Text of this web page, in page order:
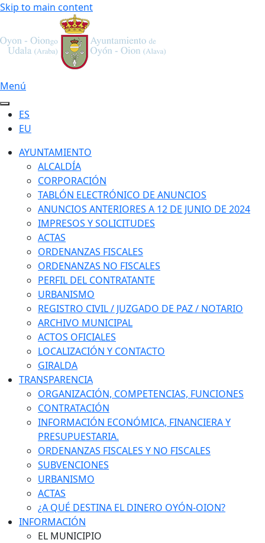
Skip to main content
Menú
ES
EU
AYUNTAMIENTO
ALCALDÍA
CORPORACIÓN
TABLÓN ELECTRÓNICO DE ANUNCIOS
ANUNCIOS ANTERIORES A 12 DE JUNIO DE 2024
IMPRESOS Y SOLICITUDES
ACTAS
ORDENANZAS FISCALES
ORDENANZAS NO FISCALES
PERFIL DEL CONTRATANTE
URBANISMO
REGISTRO CIVIL / JUZGADO DE PAZ / NOTARIO
ARCHIVO MUNICIPAL
ACTOS OFICIALES
LOCALIZACIÓN Y CONTACTO
GIRALDA
TRANSPARENCIA
ORGANIZACIÓN, COMPETENCIAS, FUNCIONES
CONTRATACIÓN
INFORMACIÓN ECONÓMICA, FINANCIERA Y
PRESUPUESTARIA.
ORDENANZAS FISCALES Y NO FISCALES
SUBVENCIONES
URBANISMO
ACTAS
¿A QUÉ DESTINA EL DINERO OYÓN-OION?
INFORMACIÓN
EL MUNICIPIO